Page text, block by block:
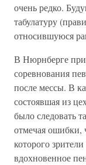
очень редко.
табулатуру
относившуюся
В Нюрнберге
соревнования
после мессы. В
состоявшая из
было следовать
отмечая ошибки,
которого
вдохновенное